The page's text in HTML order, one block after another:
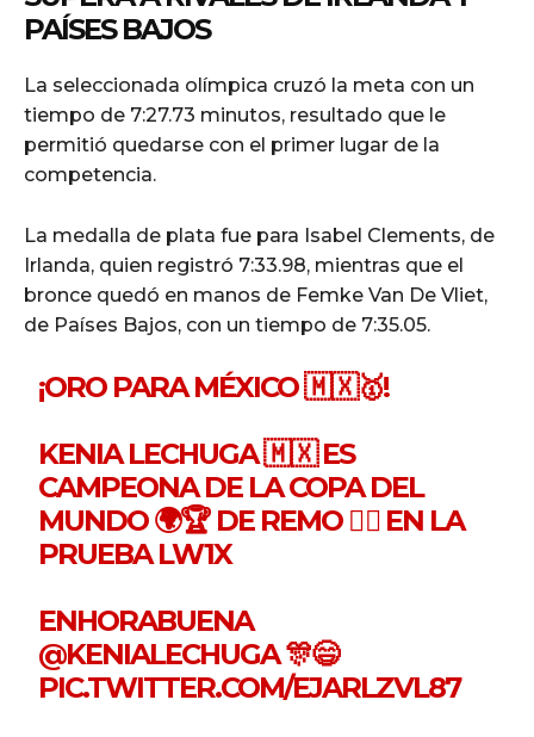
PAÍSES BAJOS
La seleccionada olímpica cruzó la meta con un
tiempo de 7:27.73 minutos, resultado que le
permitió quedarse con el primer lugar de la
competencia.
La medalla de plata fue para Isabel Clements, de
Irlanda, quien registró 7:33.98, mientras que el
bronce quedó en manos de Femke Van De Vliet,
de Países Bajos, con un tiempo de 7:35.05.
¡ORO PARA MÉXICO 🇲🇽🥇!
KENIA LECHUGA 🇲🇽 ES
CAMPEONA DE LA COPA DEL
MUNDO 🌍🏆 DE REMO 🚣‍♀️ EN LA
PRUEBA LW1X
ENHORABUENA
@KENIALECHUGA🎊😄
PIC.TWITTER.COM/EJARLZVL87